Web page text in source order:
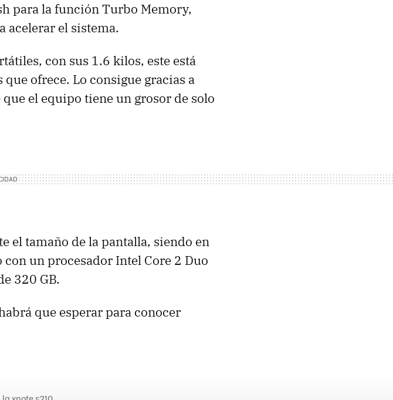
para la función Turbo Memory,
acelerar el sistema.
con sus 1.6 kilos, este está
ofrece. Lo consigue gracias a
el equipo tiene un grosor de solo
el tamaño de la pantalla, siendo en
un procesador Intel Core 2 Duo
320 GB.
que esperar para conocer